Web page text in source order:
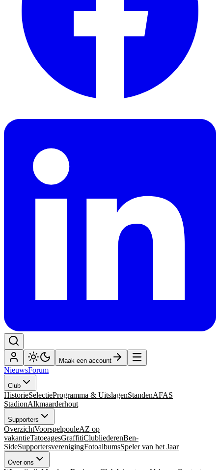
Maak een account
NieuwsForum
Club
HistorieSelectieProgramma & UitslagenStandenAFAS
StadionAlkmaarderhout
Supporters
OverzichtVoorspelpouleAZ op
vakantieTatoeagesGraffitiClubliederenBen-
SideSupportersverenigingFotoalbumsSpeler van het Jaar
Over ons